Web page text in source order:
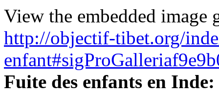
View the embedded image
http://objectif-tibet.org/
Fuite des enfants en Inde: